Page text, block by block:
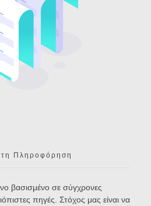
Πληροφόρηση
βασισμένο σε σύγχρονες
πηγές. Στόχος μας είναι να